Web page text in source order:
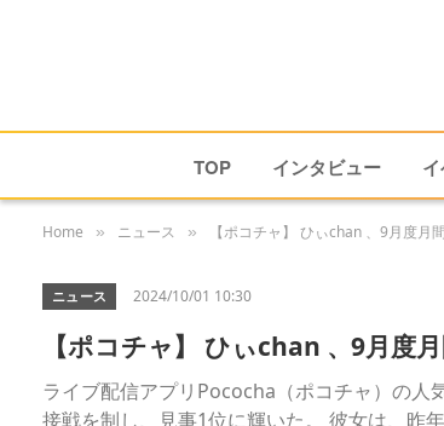
TOP インタビュー
Home » ニュース » 【ポコチャ】 ひぃchan 、9月度
ニュース 2024/10/01 10:30
【ポコチャ】 ひぃchan 、9月度
ライブ配信アプリPococha（ポコチャ）の人
接戦を制し、見事1位に輝いた。 彼女は、昨